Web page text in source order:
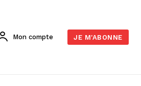
Mon compte JE M'ABONNE